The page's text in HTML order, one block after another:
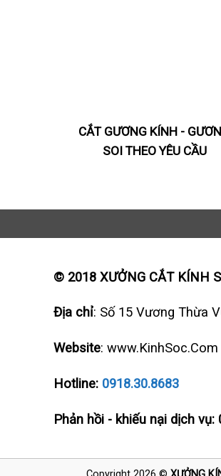
CẮT GƯƠNG KÍNH -
SOI THEO YÊU CẦU
© 2018 XƯỞNG CẮT KÍNH
Địa chỉ: Số 15 Vương Thừa
Website: www.KinhSoc.Com
Hotline: 0918.30.8683
Phản hồi - khiếu nại dịch vụ: